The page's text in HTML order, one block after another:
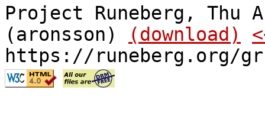
Project Runeberg, Thu
(aronsson)
(download)
https://runeberg.org/